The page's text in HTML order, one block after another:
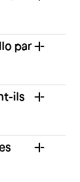
par
ils